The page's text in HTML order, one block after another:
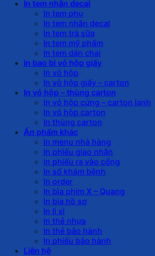
In tem nhãn decal
In tem phụ
In tem nhãn decal
In tem trà sữa
In tem mỹ phẩm
In tem dán chai
In bao bì vỏ hộp giấy
In vỏ hộp
In vỏ hộp giấy – carton
In vỏ hộp – thùng carton
In vỏ hộp cứng – carton lạnh
In vỏ hộp carton
In thùng carton
Ấn phẩm khác
In menu nhà hàng
In phiếu giao nhận
in phiếu ra vào cổng
In sổ khám bệnh
In order
In bìa phim X – Quang
In bìa hồ sơ
In lì xì
In thẻ nhựa
In thẻ bảo hành
In phiếu bảo hành
Liên hệ